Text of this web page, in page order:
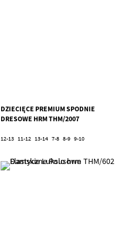
DZIECIĘCE PREMIUM SPODNIE
DRESOWE HRM THM/2007
12-13 11-12 13-14 7-8 8-9 9-10